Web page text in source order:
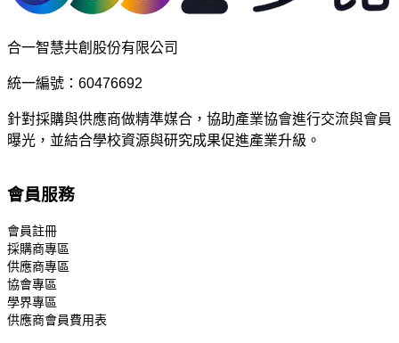
合一智慧共創股份有限公司
統一編號：60476692
針對採購與供應商做精準媒合，協助產業協會進行交流與會員
曝光，並結合學校資源與研究成果促進產業升級。
會員服務
會員註冊
採購商專區
供應商專區
協會專區
學界專區
供應商會員費用表